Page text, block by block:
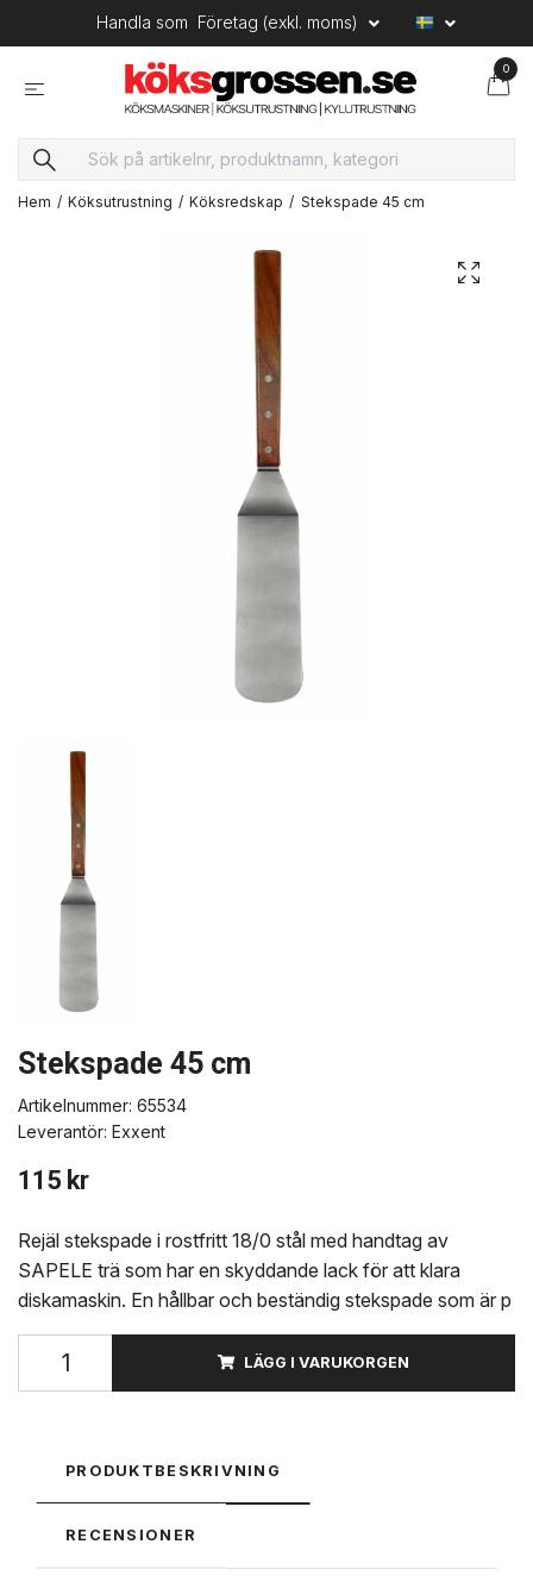
Handla som Företag (exkl. moms)
0
Hem Köksutrustning Köksredskap Stekspade 45 cm
Stekspade 45 cm
Artikelnummer: 65534
Leverantör: Exxent
115 kr
Rejäl stekspade i rostfritt 18/0 stål med handtag av
SAPELE trä som har en skyddande lack för att klara
diskamaskin. En hållbar och beständig stekspade som är p
LÄGG I VARUKORGEN
PRODUKTBESKRIVNING
RECENSIONER